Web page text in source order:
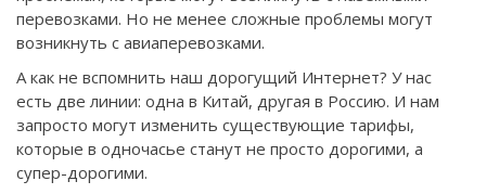
перевозками. Но не менее сложные проблемы могут
возникнуть с авиаперевозками.
А как не вспомнить наш дорогущий Интернет? У нас
есть две линии: одна в Китай, другая в Россию. И нам
запросто могут изменить существующие тарифы,
которые в одночасье станут не просто дорогими, а
супер-дорогими.